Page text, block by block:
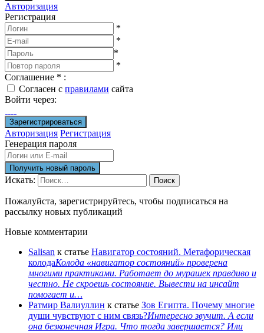
Авторизация
Регистрация
*
*
*
*
Соглашение * :
Согласен с правилами сайта
Войти через:
Авторизация Регистрация
Генерация пароля
Искать: Поиск
Пожалуйста, зарегистрируйтесь, чтобы подписаться на
рассылку новых публикаций
Новые комментарии
Salisan к статье Навигатор состояний. Метафорическая
колодаКолода «навигатор состояний» проверена
многими практиками. Работает до мурашек правдиво и
честно. Не скроешь состояние. Вывести на инсайт
помогает и…
Ратмир Валиуллин к статье Зов Египта. Почему многие
души чувствуют с ним связь?Интересно звучит. А если
она безконечная Игра. Что тогда завершается? Или